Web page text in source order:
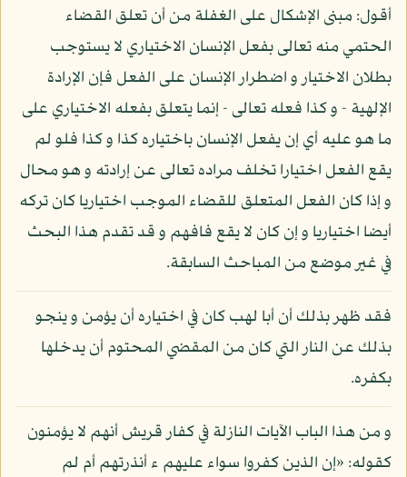
أقول: مبنى الإشكال على الغفلة من أن تعلق القضاء
الحتمي منه تعالى بفعل الإنسان الاختياري لا يستوجب
بطلان الاختيار و اضطرار الإنسان على الفعل فإن الإرادة
الإلهية - و كذا فعله تعالى - إنما يتعلق بفعله الاختياري على
ما هو عليه أي إن يفعل الإنسان باختياره كذا و كذا فلو لم
يقع الفعل اختيارا تخلف مراده تعالى عن إرادته و هو محال
و إذا كان الفعل المتعلق للقضاء الموجب اختياريا كان تركه
أيضا اختياريا و إن كان لا يقع فافهم و قد تقدم هذا البحث
في غير موضع من المباحث السابقة.
فقد ظهر بذلك أن أبا لهب كان في اختياره أن يؤمن و ينجو
بذلك عن النار التي كان من المقضي المحتوم أن يدخلها
بكفره.
و من هذا الباب الآيات النازلة في كفار قريش أنهم لا يؤمنون
كقوله: «إن الذين كفروا سواء عليهم ء أنذرتهم أم لم